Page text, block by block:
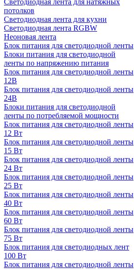
Светодиодная лента для натяжных
потолков
Светодиодная лента для кухни
Светодиодная лента RGBW
Неоновая лента
Блок питания для светодиодной ленты
Блоки питания для светодиодной
ленты по напряжению питания
Блок питания для светодиодной ленты
12В
Блок питания для светодиодной ленты
24В
Блоки питания для светодиодной
ленты по потребляемой мощности
Блок питания для светодиодной ленты
12 Вт
Блок питания для светодиодной ленты
15 Вт
Блок питания для светодиодной ленты
24 Вт
Блок питания для светодиодной ленты
25 Вт
Блок питания для светодиодной ленты
40 Вт
Блок питания для светодиодной ленты
60 Вт
Блок питания для светодиодной ленты
75 Вт
Блок питания для светодиодных лент
100 Вт
Блок питания для светодиодной ленты